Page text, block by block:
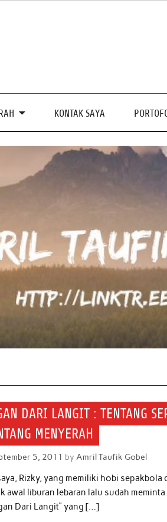
KONTAK SAYA
DARI LANGIT : TENTANG
MENYERAH
5, 2011 by Amril Taufik Gobel
Rizky, yang memiliki hobi sepakbola
awal liburan lebaran lalu sudah
Dari Langit” yang […]